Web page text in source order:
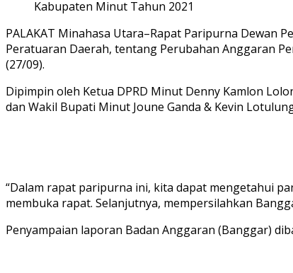
Kabupaten Minut Tahun 2021
PALAKAT Minahasa Utara–Rapat Paripurna Dewan
Peratuaran Daerah, tentang Perubahan Anggaran
(27/09).
Dipimpin oleh Ketua DPRD Minut Denny Kamlon
dan Wakil Bupati Minut Joune Ganda & Kevin
“Dalam rapat paripurna ini, kita dapat mengetahui
membuka rapat. Selanjutnya, mempersilahkan
Penyampaian laporan Badan Anggaran (Banggar)